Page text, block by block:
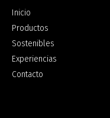
Inicio
Productos
Sostenibles
Experiencias
Contacto